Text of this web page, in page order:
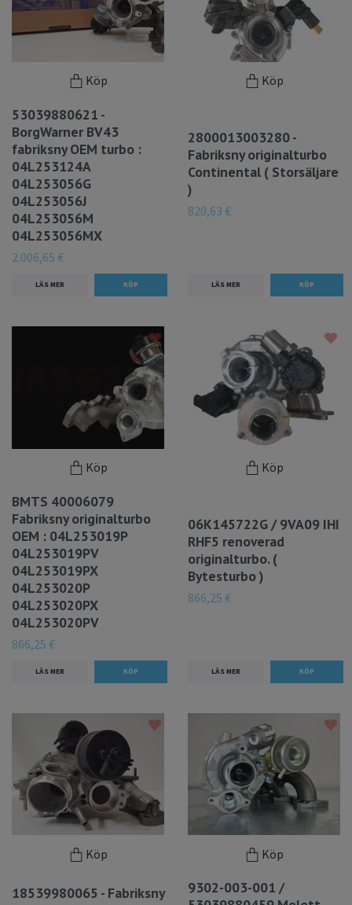
Köp
53039880621 -
BorgWarner BV43
fabriksny OEM turbo :
04L253124A
04L253056G
04L253056J
04L253056M
04L253056MX
2.006,65 €
LÄS MER
Köp
2800013003280 -
Fabriksny originalturbo
Continental ( Storsäljare
)
820,63 €
LÄS MER
Köp
BMTS 40006079
Fabriksny originalturbo
OEM : 04L253019P
04L253019PV
04L253019PX
04L253020P
04L253020PX
04L253020PV
866,25 €
LÄS MER
Köp
06K145722G / 9VA09 IHI
RHF5 renoverad
originalturbo. (
Bytesturbo )
866,25 €
LÄS MER
Köp
18539980065 - Fabriksny
Köp
9302-003-001 /